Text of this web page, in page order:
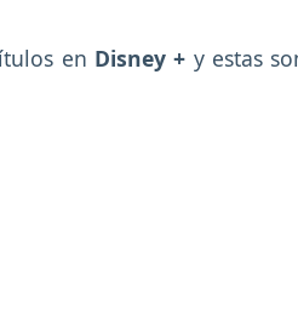
en Disney + y estas